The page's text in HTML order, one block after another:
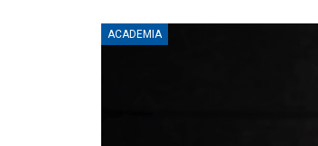
ACADEMIA